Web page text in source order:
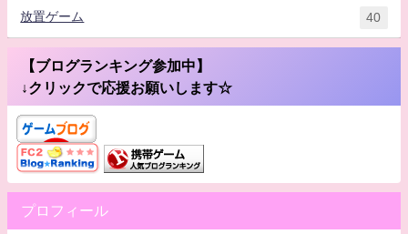
放置ゲーム 40
【ブログランキング参加中】
↓クリックで応援お願いします☆
プロフィール